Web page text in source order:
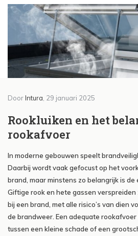
DoorIntura , 29 januari 2025
Rookluiken en het
rookafvoer
In moderne gebouwen speelt
Daarbij wordt vaak gefocust op het
brand, maar minstens zo belangrijk is
Giftige rook en hete gassen verspreiden
bij een brand, met alle risico’s van dien
de brandweer. Een adequate
tussen een kleine schade of een